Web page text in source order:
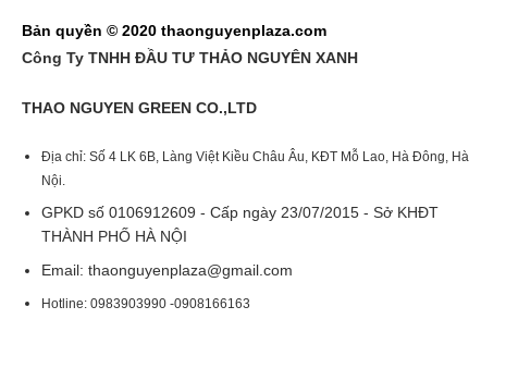
Bản quyền © 2020 thaonguyenplaza.com
Công Ty TNHH ĐẦU TƯ THẢO NGUYÊN XANH
THAO NGUYEN GREEN CO.,LTD
Địa chỉ: Số 4 LK 6B, Làng Việt Kiều Châu Âu, KĐT Mỗ Lao, Hà Đông, Hà
Nội.
GPKD số 0106912609 - Cấp ngày 23/07/2015 - Sở KHĐT
THÀNH PHỐ HÀ NỘI
Email:thaonguyenplaza@gmail.com
Hotline: 0983903990 -0908166163